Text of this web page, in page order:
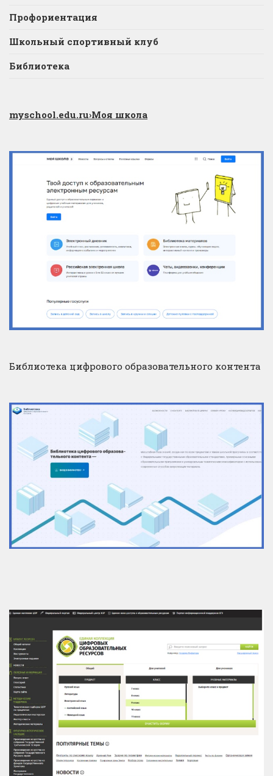
Профориентация
Школьный спортивный клуб
Библиотека
myschool.edu.ru›Моя школа
Библиотека цифрового образовательного контента